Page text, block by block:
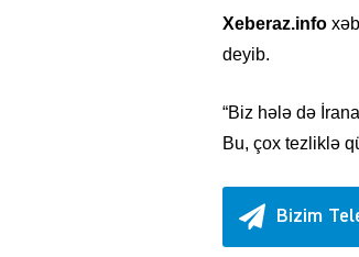
Xeberaz.info
deyib.
“Biz hələ də
Bu, çox tezliklə
Bizim